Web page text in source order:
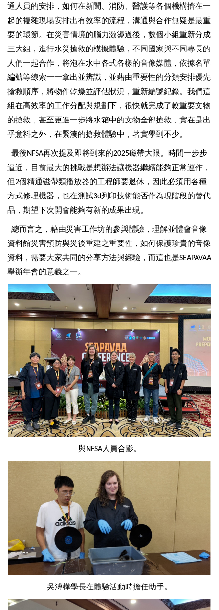
通人員的安排，如何在新聞、消防、醫護等各個機構擠在一
起的複雜現場安排出有效率的流程，溝通與合作無疑是最重
要的環節。在災害情境的腦力激盪過後，數個小組重新分成
三大組，進行水災搶救的模擬體驗，不同國家與不同專長的
人們一起合作，將泡在水中各式各樣的音像媒體，依據名單
編號等線索一一拿出並辨識，並藉由重要性的分類安排優先
搶救順序，將物件乾燥並評估狀況，重新編號紀錄。我們這
組在高效率的工作分配與規劃下，很快就完成了較重要文物
的搶救，甚至更進一步將水箱中的文物全部搶救，實在是出
乎意料之外，在緊湊的搶救體驗中，著實學到不少。
最後NFSA再次提及即將到來的2025磁帶大限。時間一步步
逼近，目前最大的挑戰是想辦法讓機器繼續能夠正常運作，
但2個精通磁帶類播放器的工程師要退休，因此必須用各種
方式修理機器，也在測試3d列印技術能否作為現階段的替代
品，期望下次開會能夠有新的成果出現。
總而言之，藉由災害工作坊的參與體驗，理解並體會音像
資料館災害預防與災後重建之重要性，如何保護珍貴的音像
資料，需要大家共同的分享方法與經驗，而這也是SEAPAVAA
舉辦年會的意義之一。
與NFSA人員合影。
吳溥樺學長在體驗活動時擔任助手。